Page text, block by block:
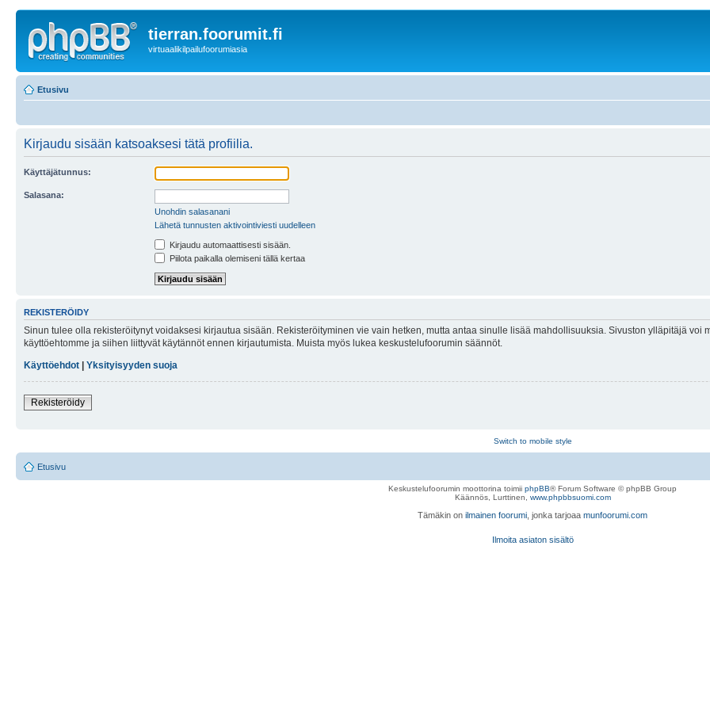
tierran.foorumit.fi
virtuaalikilpailufoorumiasia
Etusivu
Kirjaudu sisään katsoaksesi tätä profiilia.
Käyttäjätunnus:
Salasana:
Unohdin salasanani
Lähetä tunnusten aktivointiviesti uudelleen
Kirjaudu automaattisesti sisään.
Piilota paikalla olemiseni tällä kertaa
REKISTERÖIDY
Sinun tulee olla rekisteröitynyt voidaksesi kirjautua sisään. Rekisteröityminen vie vain hetken, mutta antaa sinulle lisää mahdollisuuksia. Sivuston ylläpitäjä
käyttöehtomme ja siihen liittyvät käytännöt ennen kirjautumista. Muista myös lukea keskustelufoorumin säännöt.
Käyttöehdot
Yksityisyyden suoja
Rekisteröidy
Switch to mobile style
Etusivu
Keskustelufoorumin moottorina toimii phpBB® Forum Software © phpBB Group
Käännös, Lurttinen, www.phpbbsuomi.com
Tämäkin on ilmainen foorumi , jonka tarjoaa munfoorumi.com
Ilmoita asiaton sisältö